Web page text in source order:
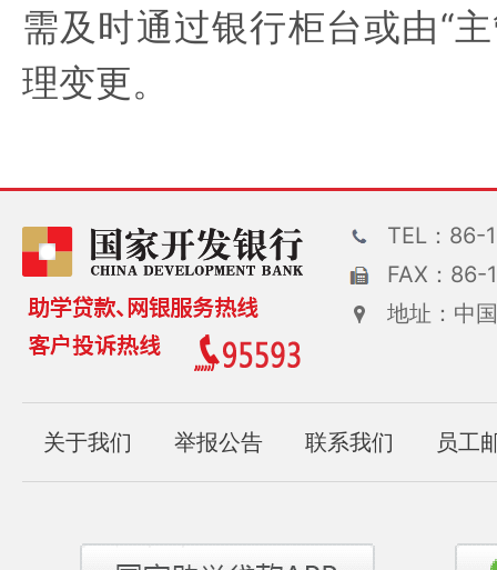
需及时通过银行柜台或由“
理变更。
TEL：86-
FAX：
地址：中
关于我们 举报公告 联系我们 员工